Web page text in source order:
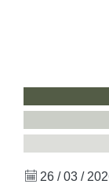
26 / 03 /